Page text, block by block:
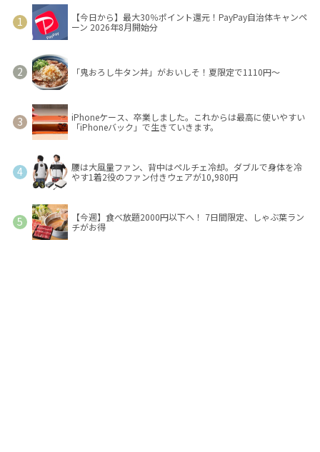
【今日から】最大30％ポイント還元！PayPay自治体キャンペ
ーン 2026年8月開始分
「鬼おろし牛タン丼」がおいしそ！夏限定で1110円～
iPhoneケース、卒業しました。これからは最高に使いやすい
「iPhoneバック」で生きていきます。
腰は大風量ファン、背中はペルチェ冷却。ダブルで身体を冷
やす1着2役のファン付きウェアが10,980円
【今週】食べ放題2000円以下へ！ 7日間限定、しゃぶ葉ラン
チがお得